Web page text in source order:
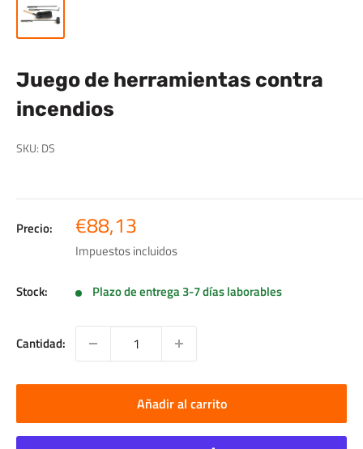
Juego de herramientas contra
incendios
SKU: DS
Precio: Precio
de
venta
€88,13
Impuestos incluidos
Stock: Plazo de entrega 3-7 días laborables
Cantidad:
Añadir al carrito